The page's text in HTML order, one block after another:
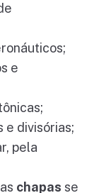
e
e divisórias;
pela
chapas se